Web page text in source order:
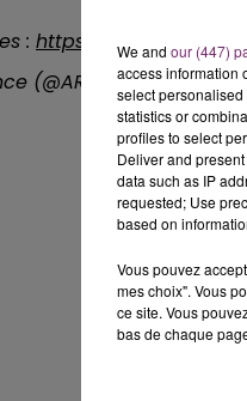
: https://t.co/
(@ARS_HDF)July 22,
We and our (447)
access information
select
statistics or
profiles to select
Deliver and
data such as IP
requested; Use
based on
Vous pouvez
mes choix". Vous
ce site. Vous
bas de chaque